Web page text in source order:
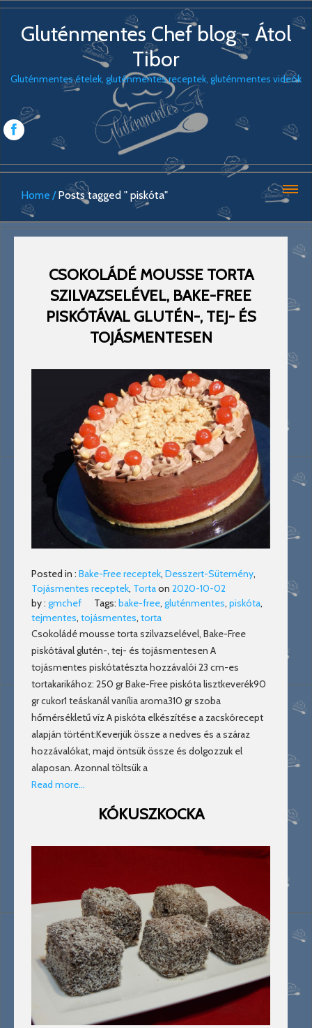
Gluténmentes Chef blog - Átol
Tibor
Gluténmentes ételek, gluténmentes receptek, gluténmentes videók
Home Posts tagged " piskóta"
CSOKOLÁDÉ MOUSSE TORTA
SZILVAZSELÉVEL, BAKE-FREE
PISKÓTÁVAL GLUTÉN-, TEJ- ÉS
TOJÁSMENTESEN
Posted in : Bake-Free receptek, Desszert-Sütemény,
Tojásmentes receptek, Tortaon 2020-10-02
by : gmchef Tags: bake-free, gluténmentes, piskóta,
tejmentes, tojásmentes, torta
Csokoládé mousse torta szilvazselével, Bake-Free
piskótával glutén-, tej- és tojásmentesen A
tojásmentes piskótatészta hozzávalói 23 cm-es
tortakarikához: 250 gr Bake-Free piskóta lisztkeverék90
gr cukor1 teáskanál vanília aroma310 gr szoba
hőmérsékletű víz A piskóta elkészítése a zacskórecept
alapján történt:Keverjük össze a nedves és a száraz
hozzávalókat, majd öntsük össze és dolgozzuk el
alaposan. Azonnal töltsük a
Read more…
KÓKUSZKOCKA